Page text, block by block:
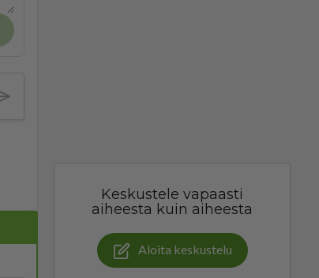
Keskustele vapaasti
aiheesta kuin aiheesta
Aloita keskustelu